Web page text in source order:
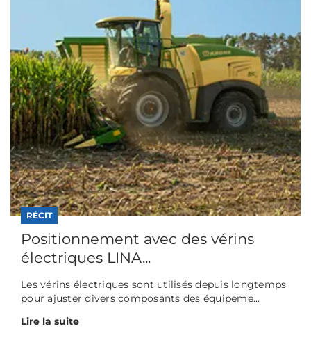
RÉCIT
Positionnement avec des vérins
électriques LINA...
Les vérins électriques sont utilisés depuis longtemps
pour ajuster divers composants des équipeme...
Lire la suite